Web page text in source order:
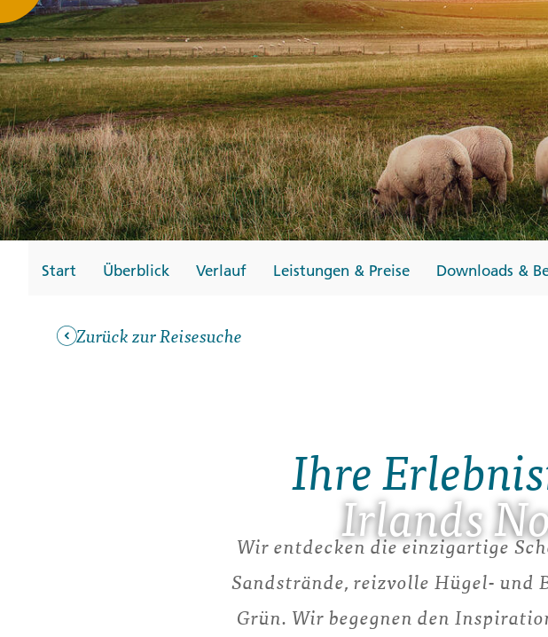
→
Gutscheine
Messen und Veranstaltungen
Notfallteam und
Krisenmanagement
→
→
Irlands
Start Überblick Verlauf Leistungen & Preise Downloads &
Zurück zur Reisesuche
Ihre
Wir entdecken die einzigartige
Sandstrände, reizvolle Hügel-
Grün. Wir begegnen den